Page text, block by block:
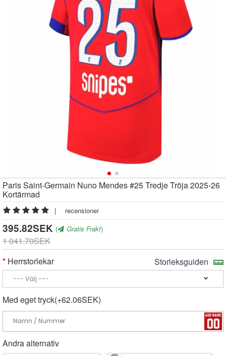
Paris Saint-Germain Nuno Mendes #25 Tredje Tröja 2025-26
Kortärmad
| recensioner
395.82SEK ( Gratis Frakt)
1 041.70SEK
Herrstorlekar
Storleksguiden
Med eget tryck(+62.06SEK)
Andra alternativ